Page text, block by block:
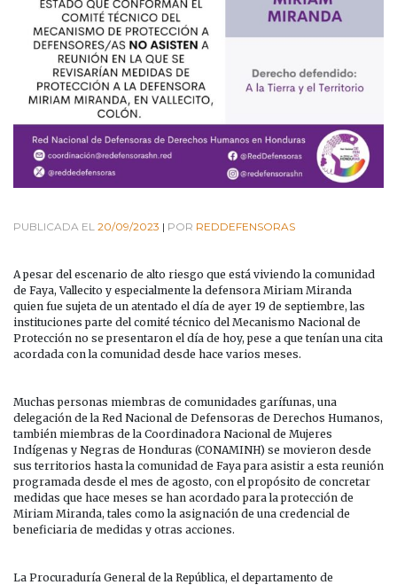
PUBLICADA EL 20/09/2023 | POR REDDEFENSORAS
A pesar del escenario de alto riesgo que está viviendo la comunidad
de Faya, Vallecito y especialmente la defensora Miriam Miranda
quien fue sujeta de un atentado el día de ayer 19 de septiembre, las
instituciones parte del comité técnico del Mecanismo Nacional de
Protección no se presentaron el día de hoy, pese a que tenían una cita
acordada con la comunidad desde hace varios meses.
Muchas personas miembras de comunidades garífunas, una
delegación de la Red Nacional de Defensoras de Derechos Humanos,
también miembras de la Coordinadora Nacional de Mujeres
Indígenas y Negras de Honduras (CONAMINH) se movieron desde
sus territorios hasta la comunidad de Faya para asistir a esta reunión
programada desde el mes de agosto, con el propósito de concretar
medidas que hace meses se han acordado para la protección de
Miriam Miranda, tales como la asignación de una credencial de
beneficiaria de medidas y otras acciones.
La Procuraduría General de la República, el departamento de